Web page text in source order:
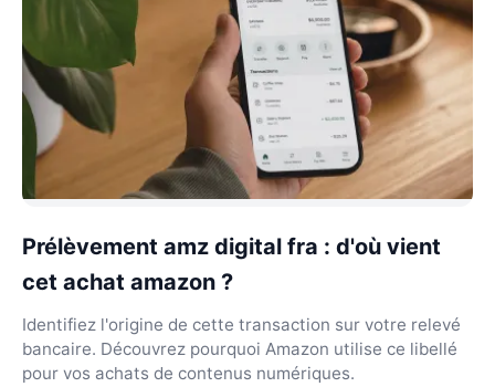
Prélèvement amz digital fra : d'où vient
cet achat amazon ?
Identifiez l'origine de cette transaction sur votre relevé
bancaire. Découvrez pourquoi Amazon utilise ce libellé
pour vos achats de contenus numériques.